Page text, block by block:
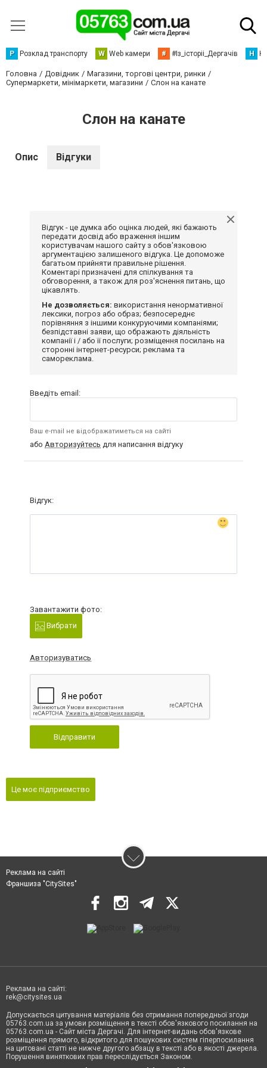
Р Розклад транспорту W Web камери # #Із_історіі_Дергачів Н
Головна Довідник
Магазини, торгові центри, ринки
Супермаркети, мінімаркети, магазини
Слон на канате
Слон на канате
Опис Відгуки
Відгук - це думка або оцінка людей, які бажають
передати досвід або враження іншим
користувачам нашого сайту з обов'язковою
аргументацією залишеного відгука. Це допоможе
багатьом прийняти правильне рішення.
Коментарі призначені для спілкування та
обговорення, а також для роз'яснення питань, що
цікавлять.
Не дозволяється: використання ненормативної
лексики, погроз або образ; безпосереднє
порівняння з іншими конкуруючими компаніями;
безпідставні заяви, що ображають діяльність
компанії і / або її послуги; розміщення посилань на
сторонні інтернет-ресурси; реклама та
самореклама.
Введіть email:
Ваш e-mail не відображатиметься на сайті
або Авторизуйтесь для написання відгуку
Відгук:
Завантажити фото:
Вибрати
Авторизуватись
Відправити
Це моє підприємство
Реклама на сайті
Франшиза "CitySites"
Реклама на сайті:
rek@citysites.ua
Допускається цитування матеріалів без отримання попередньої згоди
05763.com.ua за умови розміщення в тексті обов'язкового посилання на
05763.com.ua - Сайт міста Дергачі. Для інтернет-видань обов'язкове
розміщення прямого, відкритого для пошукових систем гіперпосилання
на цитовані статті не нижче другого абзацу в тексті або в якості джерела.
Порушення виняткових прав переслідується Законом.